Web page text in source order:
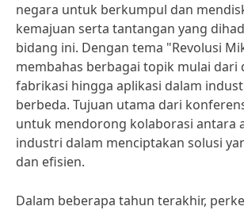
negara untuk berkumpul dan
kemajuan serta tantangan yang
bidang ini. Dengan tema "Revolusi
membahas berbagai topik mulai dari
fabrikasi hingga aplikasi dalam
berbeda. Tujuan utama dari
untuk mendorong kolaborasi antara
industri dalam menciptakan solusi
dan efisien.
Dalam beberapa tahun terakhir,